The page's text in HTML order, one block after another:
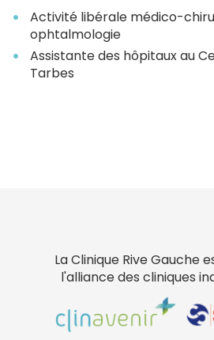
Activité libérale médico-
ophtalmologie
Assistante des hôpitaux au
Tarbes
La Clinique Rive Gauche
l'alliance des cliniques